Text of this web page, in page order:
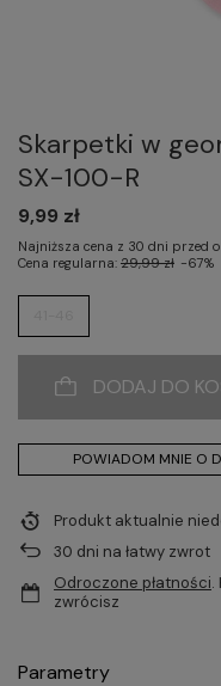
Skarpetki w
SX-100-R
9,99 zł
Najniższa cena z 30 dni przed
Cena regularna: 29,99 zł -67%
DODAJ DO
POWIADOM MNIE O
Produkt aktualnie
30 dni na łatwy zwrot
Odroczone płatności.
zwrócisz
Parametry